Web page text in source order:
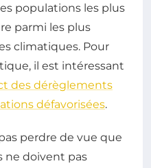
populations les plus
parmi les plus
climatiques. Pour
il est intéressant
des dérèglements
défavorisées.
perdre de vue que
ne doivent pas